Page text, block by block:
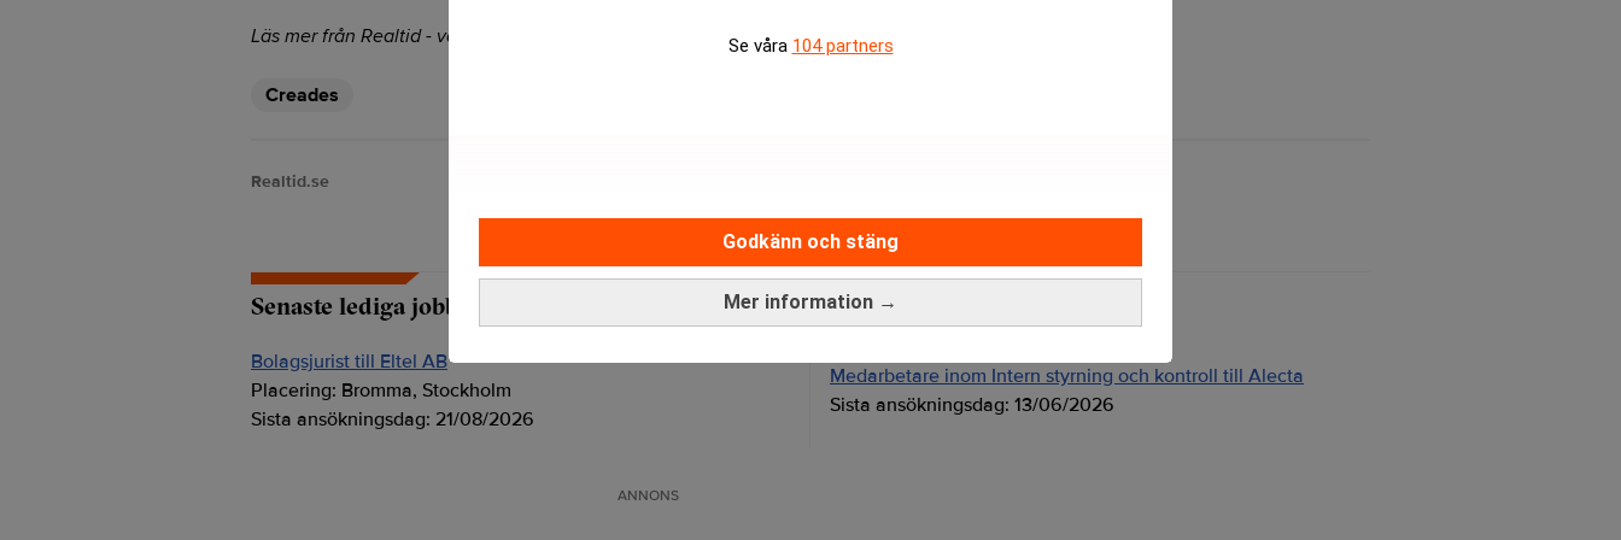
Se våra 104 partners
Mer information →
Godkänn och stäng
Läs mer från Realtid - vårt nyhetsbrev är kostnadsfritt: Prenumerera
Creades
Realtid.se
Senaste lediga jobben
Bolagsjurist till Eltel AB
Placering: Bromma, Stockholm
Sista ansökningsdag: 21/08/2026
Medarbetare inom Intern styrning och kontroll till Alecta
Sista ansökningsdag: 13/06/2026
ANNONS